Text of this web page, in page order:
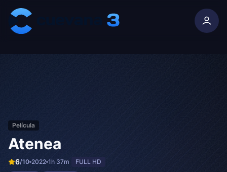
Película
Atenea
6/10 2022 1h 37m
FULL HD